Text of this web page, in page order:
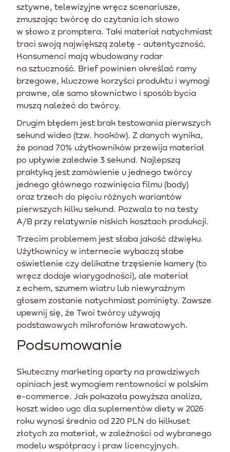
sztywne, telewizyjne wręcz scenariusze,
zmuszając twórcę do czytania ich słowo
w słowo z promptera. Taki materiał natychmiast
traci swoją największą zaletę - autentyczność.
Konsumenci mają wbudowany radar
na sztuczność. Brief powinien określać ramy
brzegowe, kluczowe korzyści produktu i wymogi
prawne, ale samo słownictwo i sposób bycia
muszą należeć do twórcy.
Drugim błędem jest brak testowania pierwszych
sekund wideo (tzw. hooków). Z danych wynika,
że ponad 70% użytkowników przewija materiał
po upływie zaledwie 3 sekund. Najlepszą
praktyką jest zamówienie u jednego twórcy
jednego głównego rozwinięcia filmu (body)
oraz trzech do pięciu różnych wariantów
pierwszych kilku sekund. Pozwala to na testy
A/B przy relatywnie niskich kosztach produkcji.
Trzecim problemem jest słaba jakość dźwięku.
Użytkownicy w internecie wybaczą słabe
oświetlenie czy delikatne trzęsienie kamery (to
wręcz dodaje wiarygodności), ale materiał
z echem, szumem wiatru lub niewyraźnym
głosem zostanie natychmiast pominięty. Zawsze
upewnij się, że Twoi twórcy używają
podstawowych mikrofonów krawatowych.
Podsumowanie
Skuteczny marketing oparty na prawdziwych
opiniach jest wymogiem rentowności w polskim
e-commerce. Jak pokazała powyższa analiza,
koszt wideo ugc dla suplementów diety w 2026
roku wynosi średnio od 220 PLN do kilkuset
złotych za materiał, w zależności od wybranego
modelu współpracy i praw licencyjnych.